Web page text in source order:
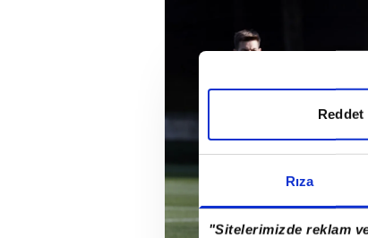
Rıza
"Sitelerimizde reklam
Reddet